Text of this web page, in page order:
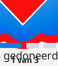
gedoneerd
1 van 3